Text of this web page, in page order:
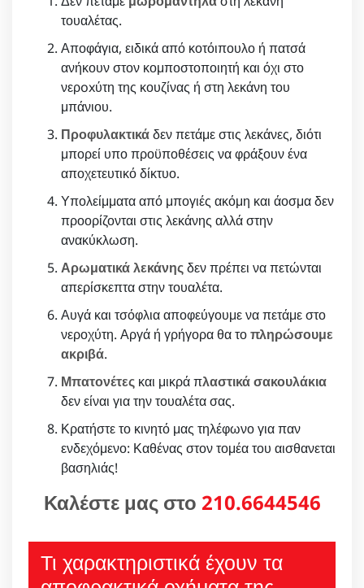
τουαλέτας.
Αποφάγια, ειδικά από κοτόιπουλο ή πατσά
ανήκουν στον κομποστοποιητή και όχι στο
νερoxύτη της κουζίνας ή στη λεκάνη του
μπάνιου.
Προφυλακτικάδεν πετάμε στις λεκάνες, διότι
μπορεί υπο προϋποθέσεις να φράξουν ένα
αποχετευτικό δίκτυο.
Υπολείμματα από μπογιές ακόμη και άοσμα δεν
προορίζονται στις λεκάνης αλλά στην
ανακύκλωση.
Αρωματικά λεκάνηςδεν πρέπει να πετώνται
απερίσκεπτα στην τουαλέτα.
Αυγά και τσόφλια αποφεύγουμε να πετάμε στο
νεροχύτη. Αργά ή γρήγορα θα τοπληρώσουμε
ακριβά.
Μπατονέτες και μικρά πλαστικά σακουλάκια
δεν είναι για την τουαλέτα σας.
Κρατήστε το κινητό μας τηλέφωνο για παν
ενδεχόμενο: Καθένας στον τομέα του αισθανεται
βασηλιάς!
Καλέστε μας στο 210.6644546
Τι χαρακτηριστικά έχουν τα